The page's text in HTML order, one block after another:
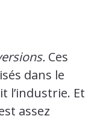
Ces
dans le
l’industrie. Et
assez